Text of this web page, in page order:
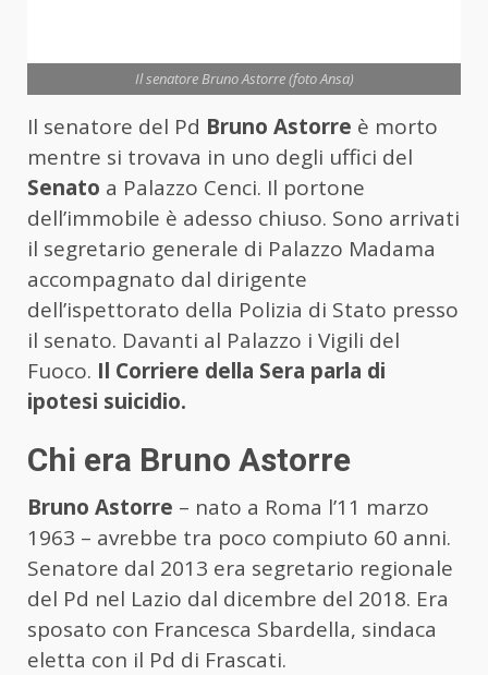
Il senatore Bruno Astorre (foto Ansa)
Il senatore del Pd Bruno Astorre è morto
mentre si trovava in uno degli uffici del
Senato a Palazzo Cenci. Il portone
dell’immobile è adesso chiuso. Sono arrivati
il segretario generale di Palazzo Madama
accompagnato dal dirigente
dell’ispettorato della Polizia di Stato presso
il senato. Davanti al Palazzo i Vigili del
Fuoco. Il Corriere della Sera parla di
ipotesi suicidio.
Chi era Bruno Astorre
Bruno Astorre – nato a Roma l’11 marzo
1963 – avrebbe tra poco compiuto 60 anni.
Senatore dal 2013 era segretario regionale
del Pd nel Lazio dal dicembre del 2018. Era
sposato con Francesca Sbardella, sindaca
eletta con il Pd di Frascati.